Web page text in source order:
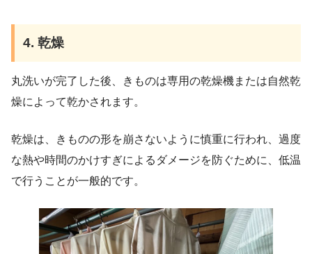
4. 乾燥
丸洗いが完了した後、きものは専用の乾燥機または自然乾
燥によって乾かされます。
乾燥は、きものの形を崩さないように慎重に行われ、過度
な熱や時間のかけすぎによるダメージを防ぐために、低温
で行うことが一般的です。